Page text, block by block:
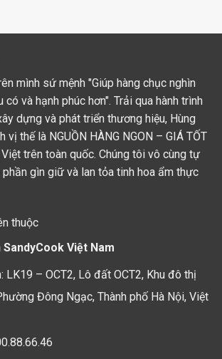
mình sứ mệnh "Giúp hàng chục nghìn
có và hạnh phúc hơn". Trải qua hành trình
dựng và phát triển thương hiệu, Hùng
vị thế là NGUỒN HÀNG NGON – GIÁ TỐT
trên toàn quốc. Chúng tôi vô cùng tự
gìn giữ và lan tỏa tinh hoa ẩm thực
thuộc
Việt Nam
LK19 – OCT2, Lô đất OCT2, Khu đô thị
Đông Ngạc, Thành phố Hà Nội, Việt